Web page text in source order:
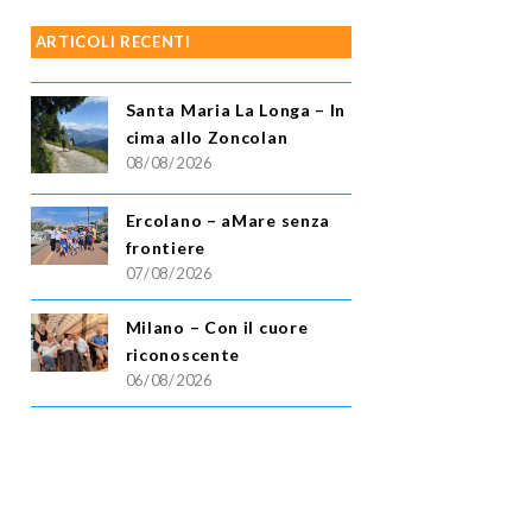
ARTICOLI RECENTI
Santa Maria La Longa – In
cima allo Zoncolan
08/08/2026
Ercolano – aMare senza
frontiere
07/08/2026
Milano – Con il cuore
riconoscente
06/08/2026